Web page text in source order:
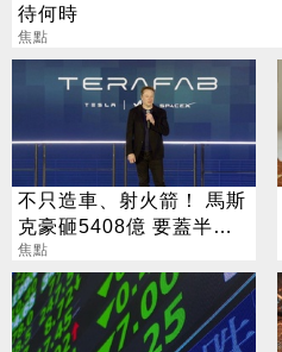
待何時
焦點
不只造車、射火箭！ 馬斯
克豪砸5408億 要蓋半導
體園區
焦點